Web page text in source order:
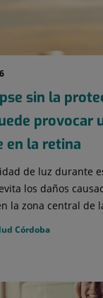
sin la
provocar
en la retina
de luz durante
los daños
la zona central de
Córdoba